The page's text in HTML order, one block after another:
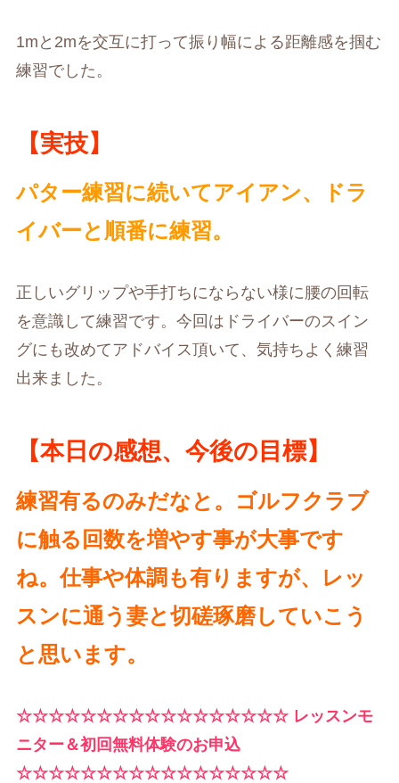
1mと2mを交互に打って振り幅による距離感を掴む
練習でした。
【実技】
パター練習に続いてアイアン、ドラ
イバーと順番に練習。
正しいグリップや手打ちにならない様に腰の回転
を意識して練習です。今回はドライバーのスイン
グにも改めてアドバイス頂いて、気持ちよく練習
出来ました。
【本日の感想、今後の目標】
練習有るのみだなと。ゴルフクラブ
に触る回数を増やす事が大事です
ね。仕事や体調も有りますが、レッ
スンに通う妻と切磋琢磨していこう
と思います。
☆☆☆☆☆☆☆☆☆☆☆☆☆☆☆☆☆ レッスンモ
ニター＆初回無料体験のお申込
☆☆☆☆☆☆☆☆☆☆☆☆☆☆☆☆☆